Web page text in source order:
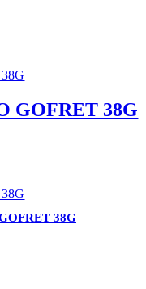
GOFRET 38G
38G